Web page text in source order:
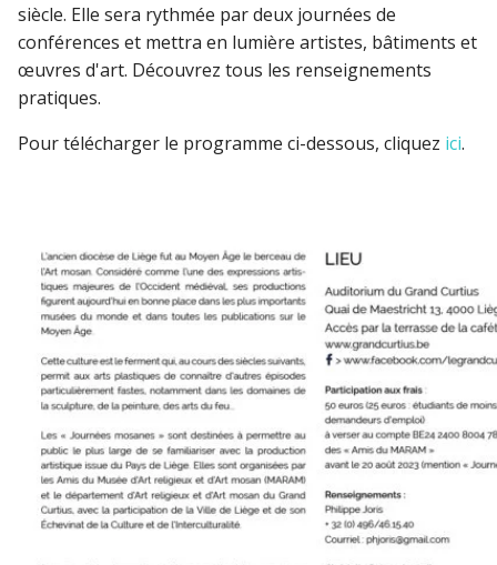
siècle. Elle sera rythmée par deux journées de
conférences et mettra en lumière artistes, bâtiments et
œuvres d'art. Découvrez tous les renseignements
pratiques.
Pour télécharger le programme ci-dessous, cliquez ici.